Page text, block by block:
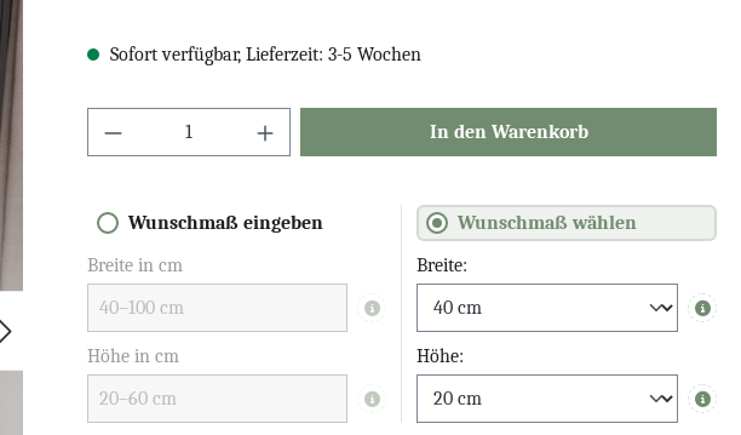
Sofort verfügbar, Lieferzeit: 3-5 Wochen
In den Warenkorb
Wunschmaß eingeben
Breite in cm
Info
Höhe in cm
Info
Wunschmaß wählen
Breite:
Info
Höhe:
Info